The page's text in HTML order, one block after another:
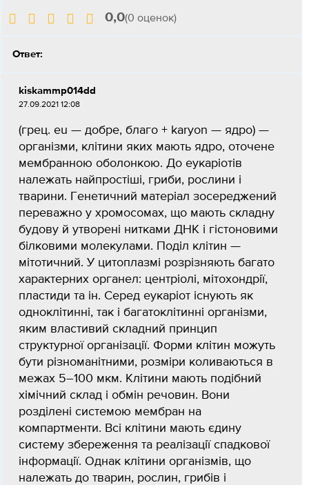
0,0(0 оценок)
Ответ:
kiskammp014dd
27.09.2021 12:08
(грец. eu — добре, благо + karyon — ядро) —
організми, клітини яких мають ядро, оточене
мембранною оболонкою. До еукаріотів
належать найпростіші, гриби, рослини і
тварини. Генетичний матеріал зосереджений
переважно у хромосомах, що мають складну
будову й утворені нитками ДНК і гістоновими
білковими молекулами. Поділ клітин —
мітотичний. У цитоплазмі розрізняють багато
характерних органел: центріолі, мітохондрії,
пластиди та ін. Серед еукаріот існують як
одноклітинні, так і багатоклітинні організми,
яким властивий складний принцип
структурної організації. Форми клітин можуть
бути різноманітними, розміри коливаються в
межах 5–100 мкм. Клітини мають подібний
хімічний склад і обмін речовин. Вони
розділені системою мембран на
компартменти. Всі клітини мають єдину
систему збереження та реалізації спадкової
інформації. Однак клітини організмів, що
належать до тварин, рослин, грибів і